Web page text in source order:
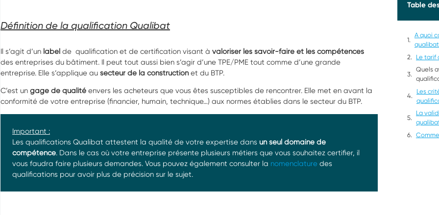
Définition de la qualification Qualibat
Il s’agit d’un label de qualification et de certification visant à valoriser les savoir-faire et les compétences
des entreprises du bâtiment. Il peut tout aussi bien s’agir d’une TPE/PME tout comme d’une grande
entreprise. Elle s’applique au secteur de la construction et du BTP.
C’est un gage de qualité envers les acheteurs que vous êtes susceptibles de rencontrer. Elle met en avant la
conformité de votre entreprise (financier, humain, technique…) aux normes établies dans le secteur du BTP.
Important :
Les qualifications Qualibat attestent la qualité de votre expertise dans un seul domaine de
compétence. Dans le cas où votre entreprise présente plusieurs métiers que vous souhaitez certifier, il
vous faudra faire plusieurs demandes. Vous pouvez également consulter la nomenclature des
qualifications pour avoir plus de précision sur le sujet.
Table
A quoi
qualibat
Le tarif
Quels
Les
La